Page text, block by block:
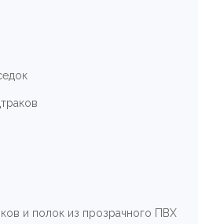
и полок из прозрачного ПВХ